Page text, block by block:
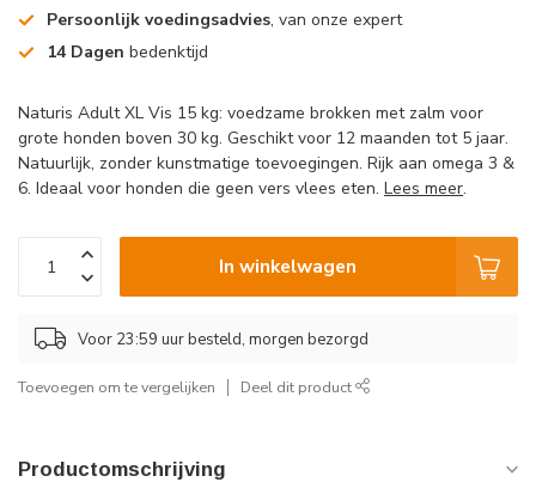
Persoonlijk voedingsadvies, van onze expert
14 Dagen bedenktijd
Naturis Adult XL Vis 15 kg: voedzame brokken met zalm voor
grote honden boven 30 kg. Geschikt voor 12 maanden tot 5 jaar.
Natuurlijk, zonder kunstmatige toevoegingen. Rijk aan omega 3 &
6. Ideaal voor honden die geen vers vlees eten. Lees meer.
In winkelwagen
Voor 23:59 uur besteld, morgen bezorgd
Toevoegen om te vergelijken Deel dit product
Productomschrijving